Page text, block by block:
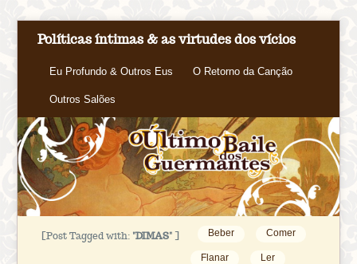
Políticas íntimas & as virtudes dos vícios
Eu Profundo & Outros Eus O Retorno da Canção
Outros Salões
[Post Tagged with: "DIMAS" ] Beber Comer
Flanar Ler